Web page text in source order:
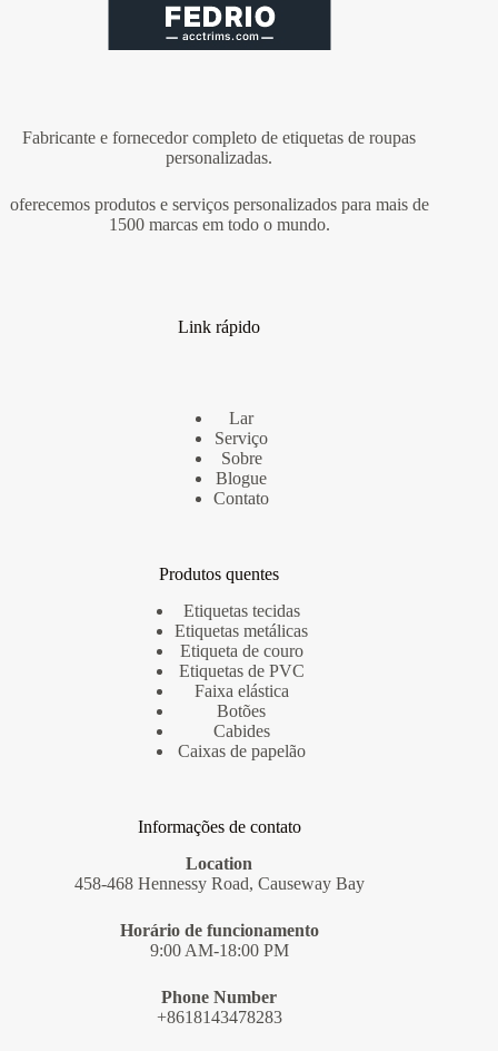
Fabricante e fornecedor completo de etiquetas de roupas
personalizadas.
oferecemos produtos e serviços personalizados para mais de
1500 marcas em todo o mundo.
Link rápido
Lar
Serviço
Sobre
Blogue
Contato
Produtos quentes
Etiquetas tecidas
Etiquetas metálicas
Etiqueta de couro
Etiquetas de PVC
Faixa elástica
Botões
Cabides
Caixas de papelão
Informações de contato
Location
458-468 Hennessy Road, Causeway Bay
Horário de funcionamento
9:00 AM-18:00 PM
Phone Number
+8618143478283